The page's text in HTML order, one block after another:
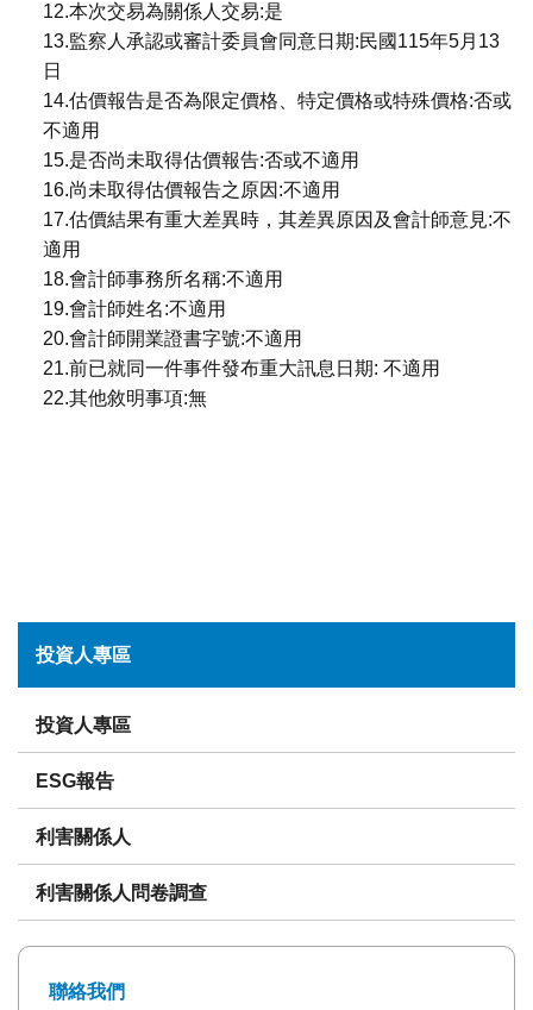
投資人專區
投資人專區
ESG報告
利害關係人
利害關係人問卷調查
聯絡我們
12.本次交易為關係人交易:是
13.監察人承認或審計委員會同意日期:民國115年5月13
日
14.估價報告是否為限定價格、特定價格或特殊價格:否或
不適用
15.是否尚未取得估價報告:否或不適用
16.尚未取得估價報告之原因:不適用
17.估價結果有重大差異時，其差異原因及會計師意見:不
適用
18.會計師事務所名稱:不適用
19.會計師姓名:不適用
20.會計師開業證書字號:不適用
21.前已就同一件事件發布重大訊息日期: 不適用
22.其他敘明事項:無